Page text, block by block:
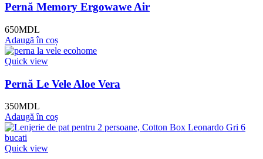
Pernă Memory Ergowawe Air
650MDL
Adaugă în coș
Quick view
Pernă Le Vele Aloe Vera
350MDL
Adaugă în coș
Quick view